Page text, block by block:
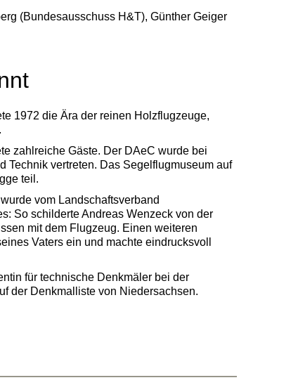
(Bundesausschuss H&T), Günther Geiger
1972 die Ära der reinen Holzflugzeuge,
zahlreiche Gäste. Der DAeC wurde bei
Technik vertreten. Das Segelflugmuseum auf
teil.
vom Landschaftsverband
So schilderte Andreas Wenzeck von der
mit dem Flugzeug. Einen weiteren
Vaters ein und machte eindrucksvoll
für technische Denkmäler bei der
der Denkmalliste von Niedersachsen.